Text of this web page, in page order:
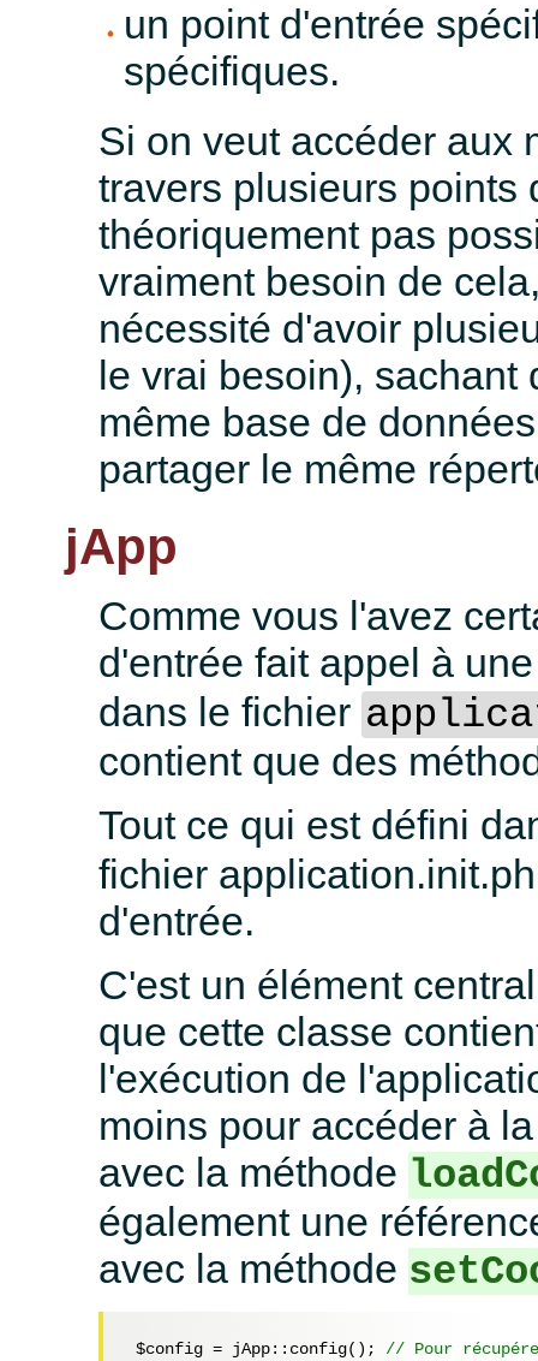
un point d'entrée
spécifiques.
Si on veut accéder aux
travers plusieurs points
théoriquement pas
vraiment besoin de
nécessité d'avoir
le vrai besoin), sachant
même base de
partager le même
jApp
Comme vous l'avez
d'entrée fait appel à
dans le fichier
contient que des
Tout ce qui est défini
fichier
d'entrée.
C'est un élément
que cette classe
l'exécution de
moins pour accéder à
avec la méthode
également une
avec la méthode
$config = jApp::config(); // Pour